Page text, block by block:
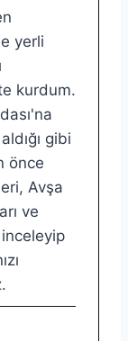
yerli
kurdum.
gibi
önce
Avşa
ve
inceleyip